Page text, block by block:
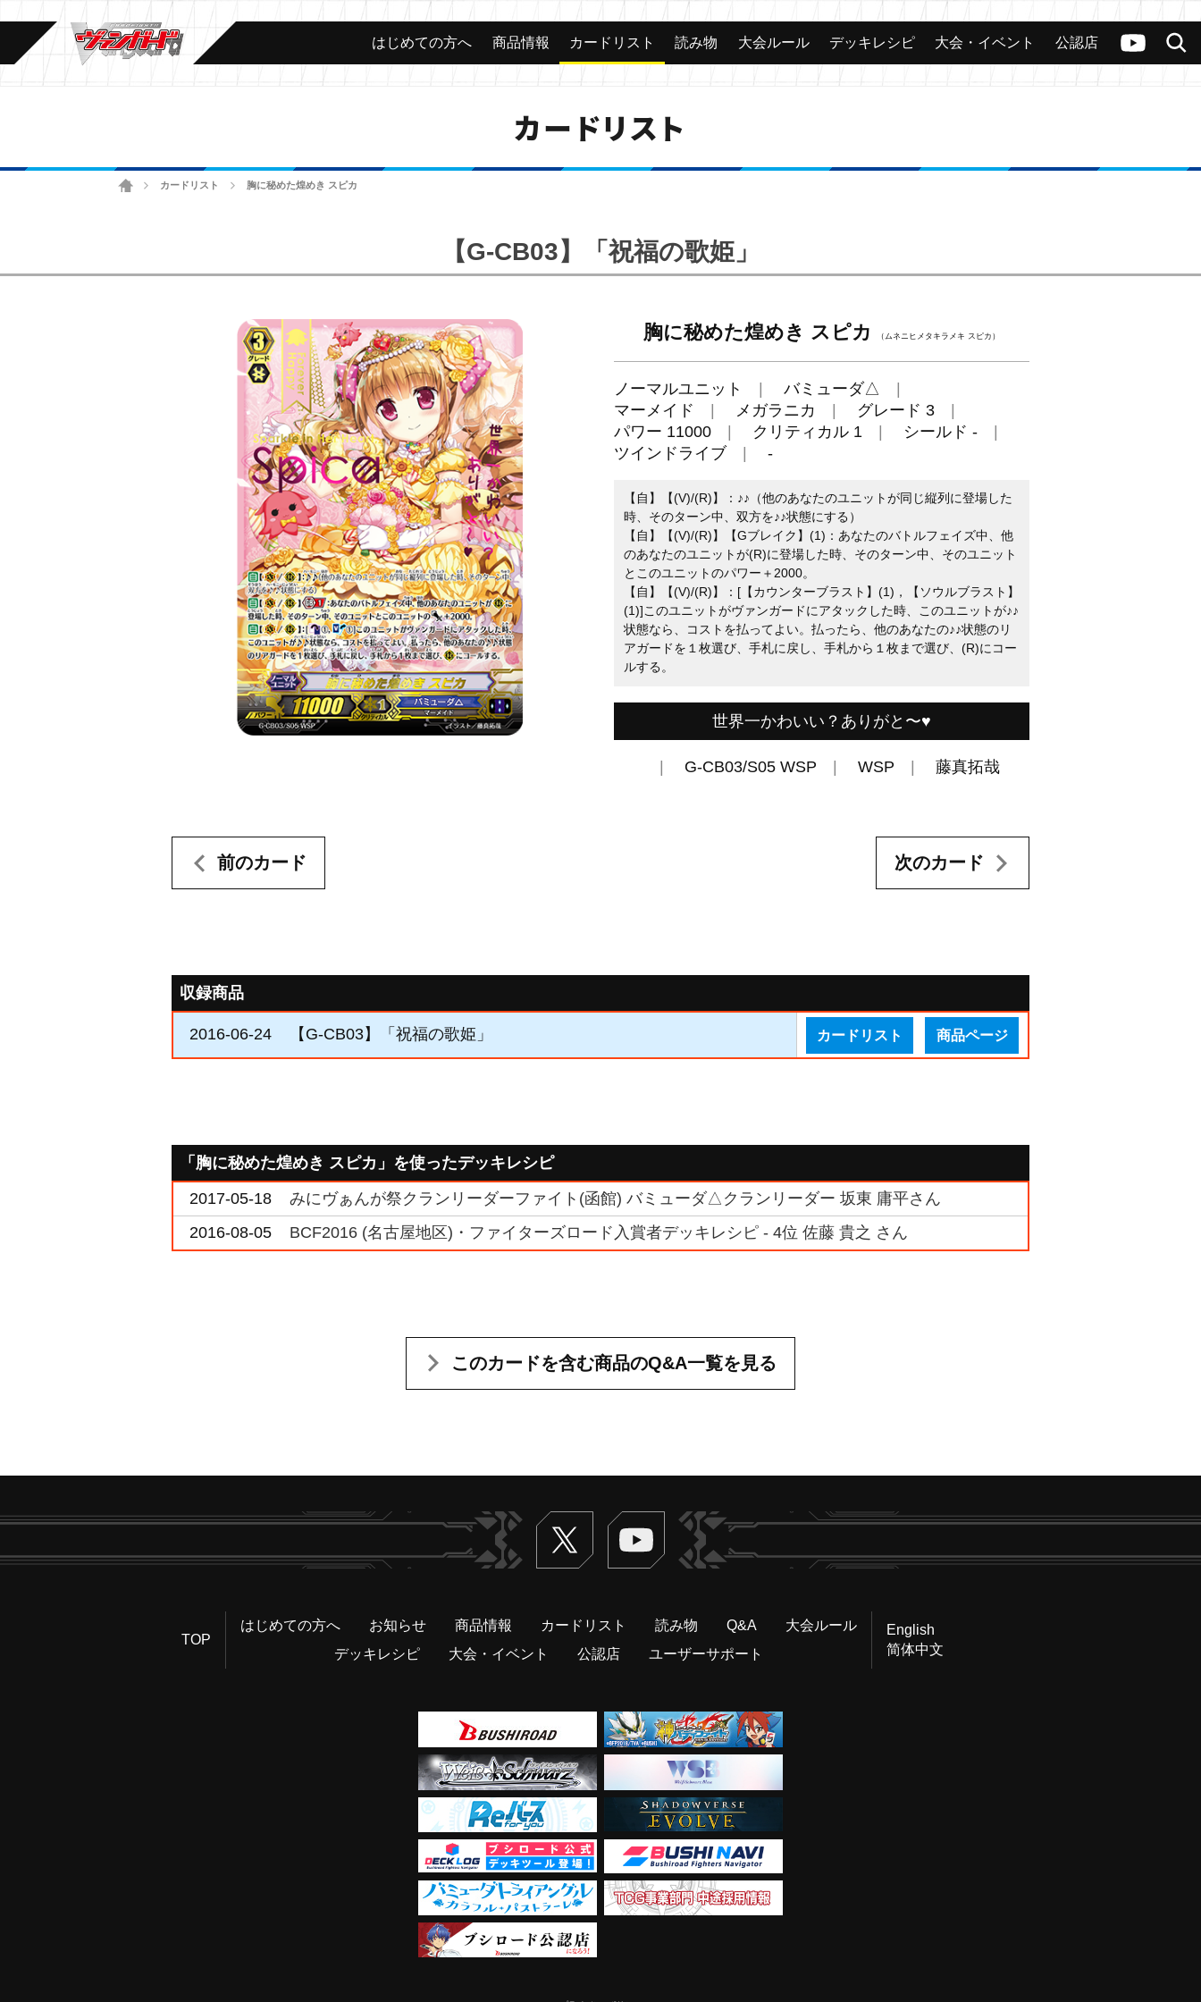
ヴァンガードch
検索
カード 大会 公認店舗 その他
はじめての方へ 商品情報 カードリスト 読み物 大会ルール デッキレシピ 大会・イベント 公認店
カードリスト
ホームカードリスト 胸に秘めた煌めき スピカ
【G-CB03】「祝福の歌姫」
胸に秘めた煌めき スピカ （ムネニヒメタキラメキ スピカ）
ノーマルユニット
バミューダ△
マーメイド
メガラニカ
グレード 3
パワー 11000
クリティカル 1
シールド -
ツインドライブ
-
【自】【(V)/(R)】：♪♪（他のあなたのユニットが同じ縦列に登場した
時、そのターン中、双方を♪♪状態にする）
【自】【(V)/(R)】【Gブレイク】(1)：あなたのバトルフェイズ中、他
のあなたのユニットが(R)に登場した時、そのターン中、そのユニット
とこのユニットのパワー＋2000。
【自】【(V)/(R)】：[【カウンターブラスト】(1)，【ソウルブラスト】
(1)]このユニットがヴァンガードにアタックした時、このユニットが♪♪
状態なら、コストを払ってよい。払ったら、他のあなたの♪♪状態のリ
アガードを１枚選び、手札に戻し、手札から１枚まで選び、(R)にコー
ルする。
世界一かわいい？ありがと〜♥
G-CB03/S05 WSP WSP 藤真拓哉
前のカード 次のカード
収録商品
2016-06-24 【G-CB03】「祝福の歌姫」 カードリスト 商品ページ
「胸に秘めた煌めき スピカ」を使ったデッキレシピ
2017-05-18
みにヴぁんが祭クランリーダーファイト(函館) バミューダ△クランリーダー 坂東 庸平さん
2016-08-05
BCF2016 (名古屋地区)・ファイターズロード入賞者デッキレシピ - 4位 佐藤 貴之 さん
このカードを含む商品のQ&A一覧を見る
Twitter ヴァンガードch
TOP
はじめての方へ お知らせ 商品情報 カードリスト 読み物 Q&A
大会ルール
デッキレシピ
大会・イベント 公認店 ユーザーサポート
English
简体中文